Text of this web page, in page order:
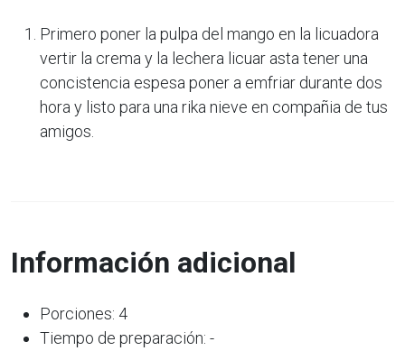
Primero poner la pulpa del mango en la licuadora
vertir la crema y la lechera licuar asta tener una
concistencia espesa poner a emfriar durante dos
hora y listo para una rika nieve en compañia de tus
amigos.
Información adicional
Porciones: 4
Tiempo de preparación: -